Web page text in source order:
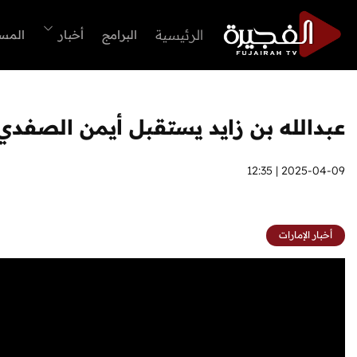
الرئيسية البرامج أخبار
عبدالله بن زايد يستقبل أيمن الصفدي
2025-04-09 | 12:35
أخبار الإمارات